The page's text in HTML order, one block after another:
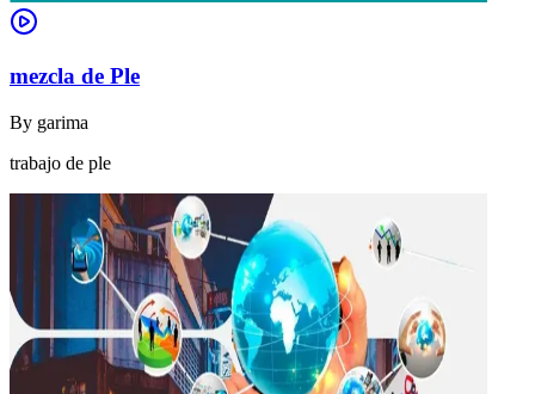
mezcla de Ple
By garima
trabajo de ple